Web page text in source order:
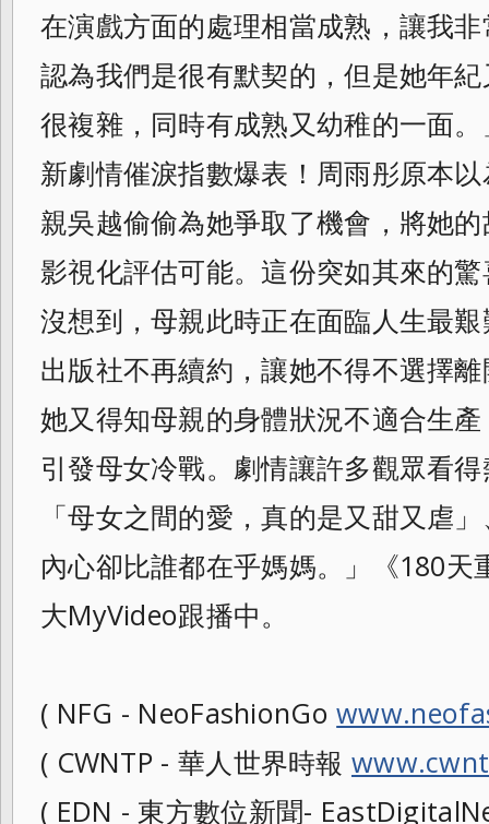
在演戲方面的處理相當成熟，讓我
認為我們是很有默契的，但是她年
很複雜，同時有成熟又幼稚的一面
新劇情催淚指數爆表！周雨彤原本
親吳越偷偷為她爭取了機會，將她
影視化評估可能。這份突如其來的
沒想到，母親此時正在面臨人生最
出版社不再續約，讓她不得不選擇
她又得知母親的身體狀況不適合生
引發母女冷戰。劇情讓許多觀眾看
「母女之間的愛，真的是又甜又虐
內心卻比誰都在乎媽媽。」《180天
大MyVideo跟播中。
( NFG - NeoFashionGo
( CWNTP - 華人世界時報
( EDN - 東方數位新聞-